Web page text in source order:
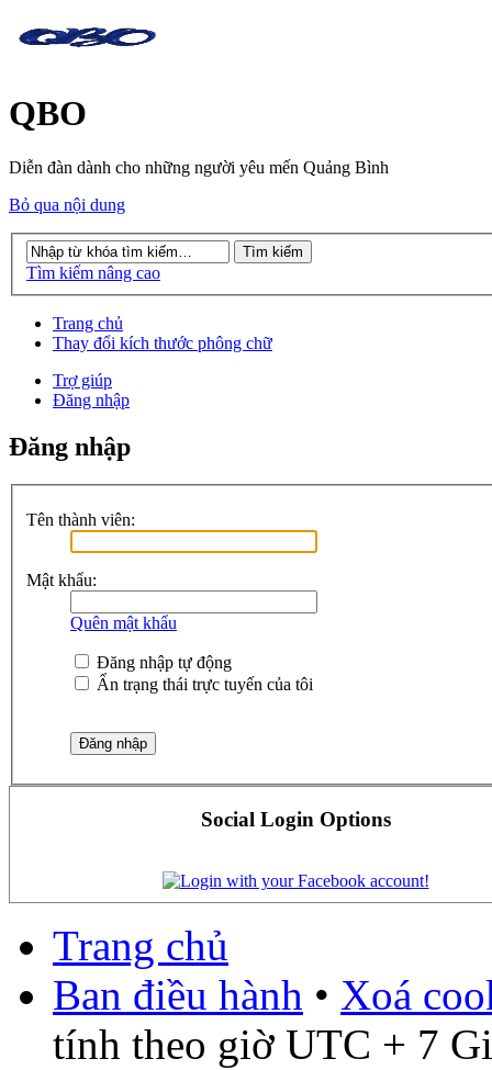
QBO
Diễn đàn dành cho những người yêu mến Quảng Bình
Bỏ qua nội dung
Tìm kiếm nâng cao
Trang chủ
Thay đổi kích thước phông chữ
Trợ giúp
Đăng nhập
Đăng nhập
Tên thành viên:
Mật khẩu:
Quên mật khẩu
Đăng nhập tự động
Ẩn trạng thái trực tuyến của tôi
Social Login Options
Trang chủ
Ban điều hành • Xoá
tính theo giờ UTC + 7